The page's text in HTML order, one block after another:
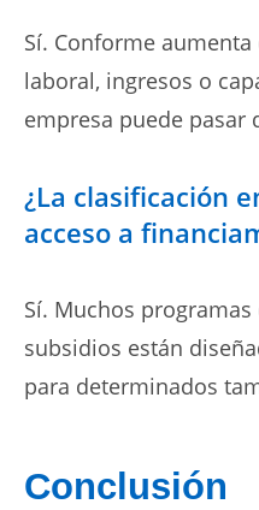
Sí. Conforme
laboral, ingresos o
empresa puede pasar
¿La clasificación
acceso a
Sí. Muchos
subsidios están
para determinados
Conclusión